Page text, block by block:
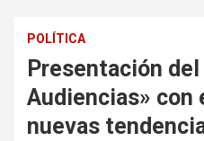
POLÍTICA
Presentación
Audiencias» con
nuevas